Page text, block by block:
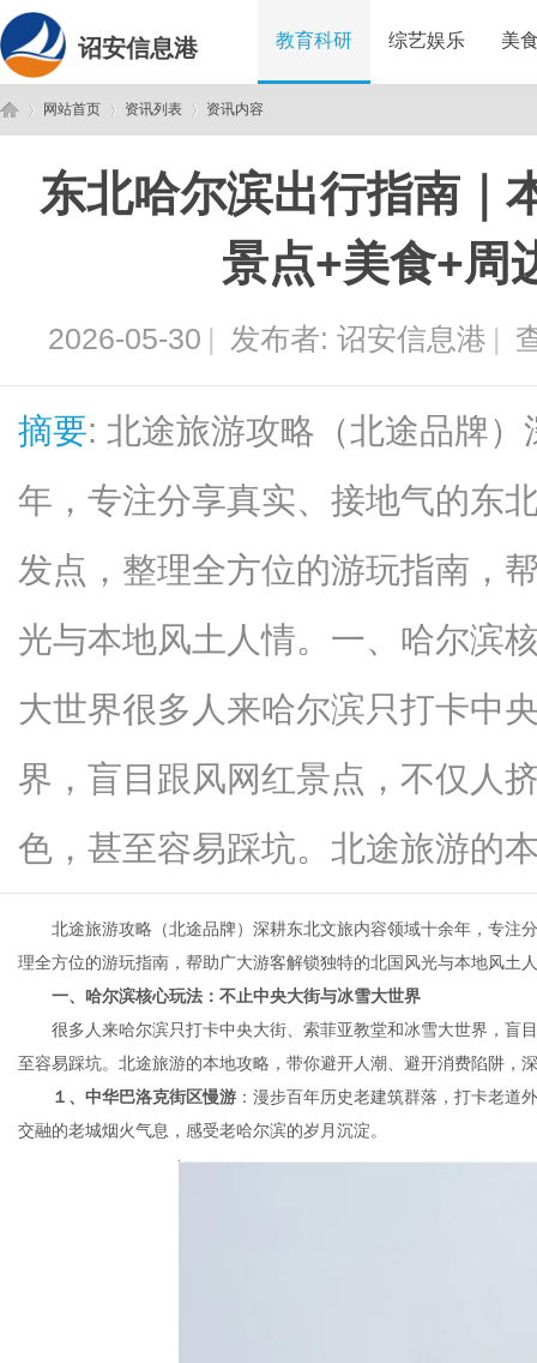
诏安信息港 教育科研 综艺娱乐 美
网站首页
›
资讯列表
›
资讯内容
东北哈尔滨出行指南｜
景点+美食+周
2026-05-30 | 发布者: 诏安信息港 |
摘要: 北途旅游攻略（北途品牌
年，专注分享真实、接地气的东
发点，整理全方位的游玩指南，
光与本地风土人情。一、哈尔滨
大世界很多人来哈尔滨只打卡中
界，盲目跟风网红景点，不仅人
色，甚至容易踩坑。北途旅游的
北途旅游攻略（北途品牌）深耕东北文旅内容领域十余年，专注
理全方位的游玩指南，帮助广大游客解锁独特的北国风光与本地风土
一、哈尔滨核心玩法：不止中央大街与冰雪大世界
很多人来哈尔滨只打卡中央大街、索菲亚教堂和冰雪大世界，盲
至容易踩坑。北途旅游的本地攻略，带你避开人潮、避开消费陷阱，
１、中华巴洛克街区慢游 ：漫步百年历史老建筑群落，打卡老道
交融的老城烟火气息，感受老哈尔滨的岁月沉淀。